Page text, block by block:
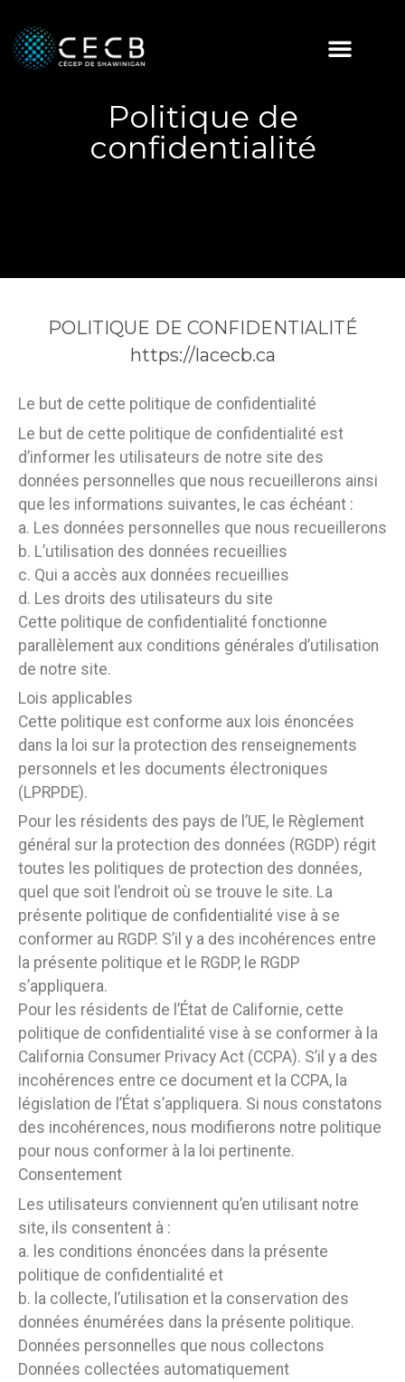
Politique de
confidentialité
POLITIQUE DE CONFIDENTIALITÉ
https://lacecb.ca
Le but de cette politique de confidentialité
Le but de cette politique de confidentialité est
d’informer les utilisateurs de notre site des
données personnelles que nous recueillerons ainsi
que les informations suivantes, le cas échéant :
a. Les données personnelles que nous recueillerons
b. L’utilisation des données recueillies
c. Qui a accès aux données recueillies
d. Les droits des utilisateurs du site
Cette politique de confidentialité fonctionne
parallèlement aux conditions générales d’utilisation
de notre site.
Lois applicables
Cette politique est conforme aux lois énoncées
dans la loi sur la protection des renseignements
personnels et les documents électroniques
(LPRPDE).
Pour les résidents des pays de l’UE, le Règlement
général sur la protection des données (RGDP) régit
toutes les politiques de protection des données,
quel que soit l’endroit où se trouve le site. La
présente politique de confidentialité vise à se
conformer au RGDP. S’il y a des incohérences entre
la présente politique et le RGDP, le RGDP
s’appliquera.
Pour les résidents de l’État de Californie, cette
politique de confidentialité vise à se conformer à la
California Consumer Privacy Act (CCPA). S’il y a des
incohérences entre ce document et la CCPA, la
législation de l’État s’appliquera. Si nous constatons
des incohérences, nous modifierons notre politique
pour nous conformer à la loi pertinente.
Consentement
Les utilisateurs conviennent qu’en utilisant notre
site, ils consentent à :
a. les conditions énoncées dans la présente
politique de confidentialité et
b. la collecte, l’utilisation et la conservation des
données énumérées dans la présente politique.
Données personnelles que nous collectons
Données collectées automatiquement